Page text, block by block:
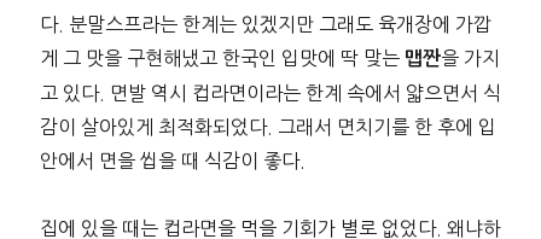
다. 분말스프라는 한계는 있겠지만 그래도 육개장에 가깝
게 그 맛을 구현해냈고 한국인 입맛에 딱 맞는 맵짠을 가지
고 있다. 면발 역시 컵라면이라는 한계 속에서 얇으면서 식
감이 살아있게 최적화되었다. 그래서 면치기를 한 후에 입
안에서 면을 씹을 때 식감이 좋다.
집에 있을 때는 컵라면을 먹을 기회가 별로 없었다. 왜냐하